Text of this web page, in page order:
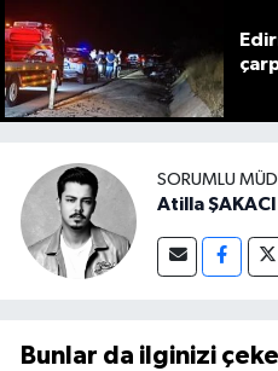
SORUMLU
Atilla ŞAKACI
Bunlar da ilginizi